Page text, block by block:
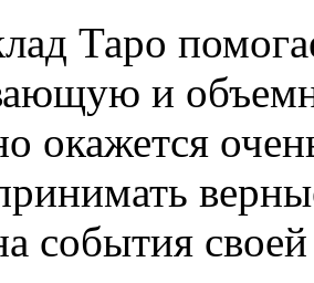
Таро
и
окажется
события